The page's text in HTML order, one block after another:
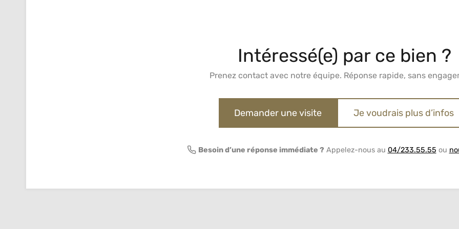
Intéressé(e) par ce bien ?
Prenez contact avec notre équipe. Réponse rapide, sans
Demander une visite Je voudrais plus d’infos
Besoin d’une réponse immédiate ? Appelez-nous au 04/233.55.55 ou